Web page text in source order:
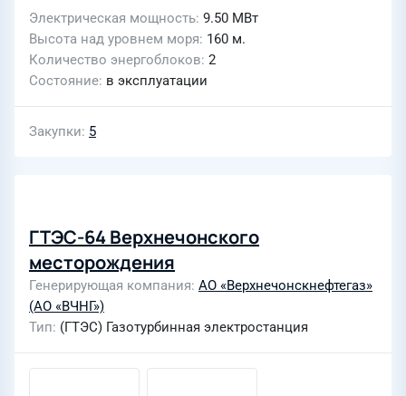
Электрическая мощность 9.50 МВт
Высота над уровнем моря 160 м.
Количество энергоблоков 2
Состояние в эксплуатации
Закупки 5
ГТЭС-64 Верхнечонского
месторождения
Генерирующая компания АО «Верхнечонскнефтегаз»
(АО «ВЧНГ»)
Тип (ГТЭС) Газотурбинная электростанция